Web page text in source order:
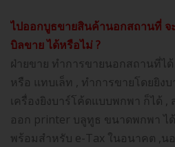
ไปออกบูธขายสินค้านอกสถานที่ จ
บิลขาย ได้หรือไม่ ?
ฝ่ายขาย ทำการขายนอกสถานที่ไ
หรือ แทบเล็ท , ทำการขายโดยยิง
เครื่องยิงบาร์โค้ดแบบพกพา ก็ได้
ออก printer บลูทูธ ขนาดพกพา ไ
พร้อมสำหรับ e-Tax ในอนาคต ,น